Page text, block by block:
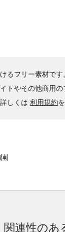
るフリー素材で
トやその他商用の
しくは 利用規約
関連性のあ